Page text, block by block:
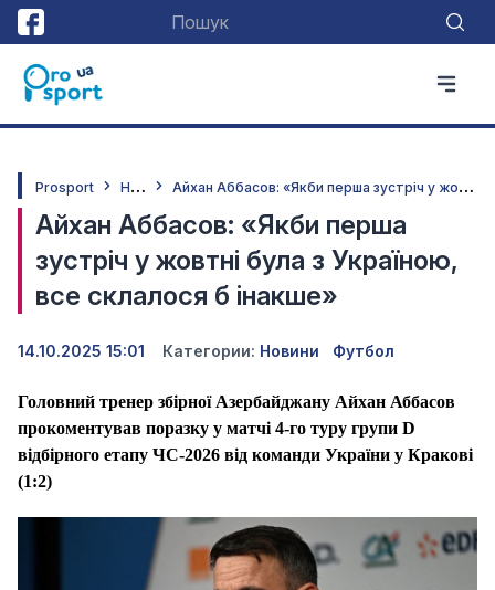
Prosport Н
овини А
йхан Аббасов: «Якби перша зустріч у жовтні була з Україною, все склалося б інакше»
Айхан Аббасов: «Якби перша
зустріч у жовтні була з Україною,
все склалося б інакше»
14.10.2025 15:01 Категории: Новини Футбол
Головний тренер збірної Азербайджану Айхан Аббасов
прокоментував поразку у матчі 4-го туру групи D
відбірного етапу ЧС-2026 від команди України у Кракові
(1:2)